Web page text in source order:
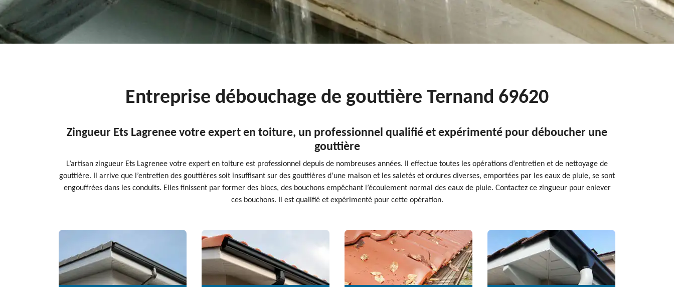
Entreprise débouchage de gouttière Ternand 69620
Zingueur Ets Lagrenee votre expert en toiture, un professionnel qualifié et expérimenté pour déboucher une
gouttière
L’artisan zingueur Ets Lagrenee votre expert en toiture est professionnel depuis de nombreuses années. Il effectue toutes les opérations d’entretien et de nettoyage de
gouttière. Il arrive que l’entretien des gouttières soit insuffisant sur des gouttières d’une maison et les saletés et ordures diverses, emportées par les eaux de pluie, se sont
engouffrées dans les conduits. Elles finissent par former des blocs, des bouchons empêchant l’écoulement normal des eaux de pluie. Contactez ce zingueur pour enlever
ces bouchons. Il est qualifié et expérimenté pour cette opération.